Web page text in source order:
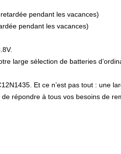
pendant les vacances)
pendant les vacances)
large sélection de batteries
Et ce n’est pas tout : une
répondre à tous vos besoins de